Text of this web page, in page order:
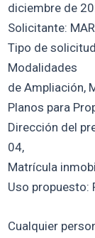
diciembre de
Solicitante:
Tipo de
Modalidades
de Ampliación,
Planos para
Dirección del
04,
Matrícula
Uso propuesto:
Cualquier